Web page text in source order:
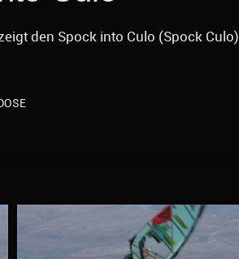
den Spock into Culo (Spock Culo).